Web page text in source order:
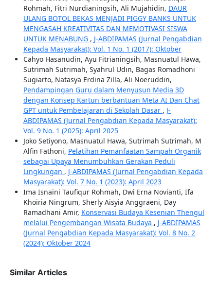
Rohmah, Fitri Nurdianingsih, Ali Mujahidin, DAUR
ULANG BOTOL BEKAS MENJADI PIGGY BANKS UNTUK
MENGASAH KREATIVITAS DAN MEMOTIVASI SISWA
UNTUK MENABUNG , J-ABDIPAMAS (Jurnal Pengabdian
Kepada Masyarakat): Vol. 1 No. 1 (2017): Oktober
Cahyo Hasanudin, Ayu Fitrianingsih, Masnuatul Hawa,
Sutrimah Sutrimah, Syahrul Udin, Bagas Romadhoni
Sugiarto, Natasya Erdina Zilla, Ali Noeruddin,
Pendampingan Guru dalam Menyusun Media 3D
dengan Konsep Kartun berbantuan Meta AI Dan Chat
GPT untuk Pembelajaran di Sekolah Dasar , J-
ABDIPAMAS (Jurnal Pengabdian Kepada Masyarakat):
Vol. 9 No. 1 (2025): April 2025
Joko Setiyono, Masnuatul Hawa, Sutrimah Sutrimah, M
Alfin Fathoni, Pelatihan Pemanfaatan Sampah Organik
sebagai Upaya Menumbuhkan Gerakan Peduli
Lingkungan , J-ABDIPAMAS (Jurnal Pengabdian Kepada
Masyarakat): Vol. 7 No. 1 (2023): April 2023
Ima Isnaini Taufiqur Rohmah, Dwi Erna Novianti, Ifa
Khoiria Ningrum, Sherly Aisyia Anggraeni, Day
Ramadhani Amir, Konservasi Budaya Kesenian Thengul
melalui Pengembangan Wisata Budaya , J-ABDIPAMAS
(Jurnal Pengabdian Kepada Masyarakat): Vol. 8 No. 2
(2024): Oktober 2024
Similar Articles